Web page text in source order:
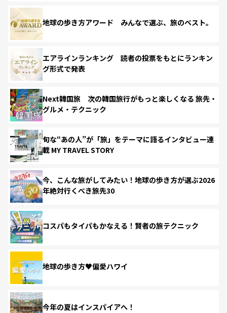
地球の歩き方アワード みんなで選ぶ、旅のベスト。
エアラインランキング 読者の投票をもとにランキン
グ形式で発表
Next韓国旅 次の韓国旅行がもっと楽しくなる 旅先・
グルメ・テクニック
旬な“あの人”が「旅」をテーマに語るインタビュー連
載 MY TRAVEL STORY
今、こんな旅がしてみたい！地球の歩き方が選ぶ2026
年絶対行くべき旅先30
コスパもタイパもかなえる！賢者の旅テクニック
地球の歩き方♥偏愛ハワイ
今年の夏はインスパイアへ！